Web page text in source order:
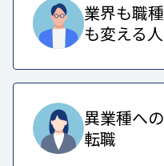
業界も職種
も変える人
異業種への
転職